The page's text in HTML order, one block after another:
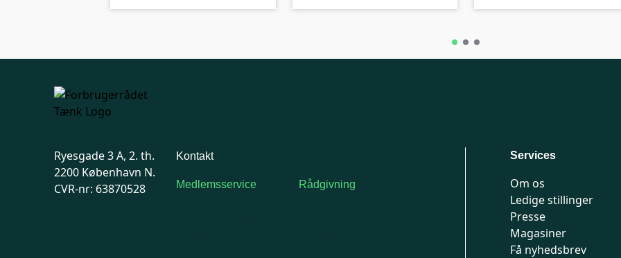
Ryesgade 3 A, 2. th.
2200 København N.
CVR-nr: 63870528
Kontakt
Medlemsservice Rådgivning
Services
Om os
Ledige stillinger
Presse
Magasiner
Få nyhedsbrev